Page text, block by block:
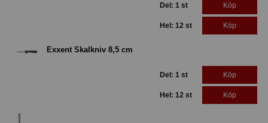
Del: 1 st Köp
Hel: 12 st Köp
Exxent Skalkniv 8,5 cm
Del: 1 st Köp
Hel: 12 st Köp